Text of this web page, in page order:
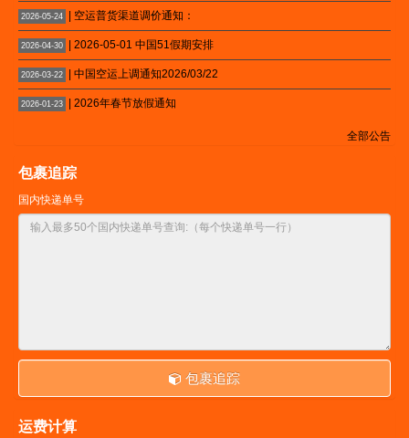
2026-05-24 | 空运普货渠道调价通知：
2026-04-30 | 2026-05-01 中国51假期安排
2026-03-22 | 中国空运上调通知2026/03/22
2026-01-23 | 2026年春节放假通知
全部公告
包裹追踪
国内快递单号
包裹追踪
运费计算